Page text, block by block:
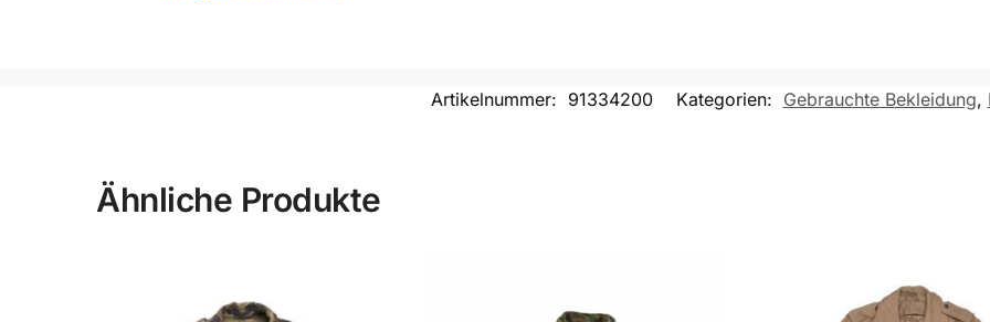
Artikelnummer: 91334200 Kategorien: Gebrauchte Bekleidung,
Ähnliche Produkte